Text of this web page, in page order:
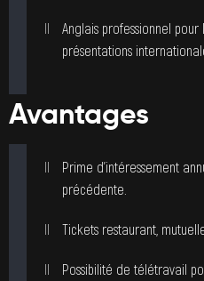
Anglais professionnel
présentations
Avantages
Prime d’intéressement
précédente.
Tickets restaurant,
Possibilité de télétravail